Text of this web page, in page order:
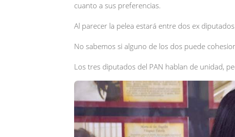
cuanto a sus preferencias.
Al parecer la pelea estará entre dos ex
No sabemos si alguno de los dos puede
Los tres diputados del PAN hablan de unidad,